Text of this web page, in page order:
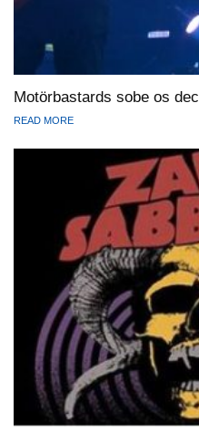
Motörbastards sobe os
READ MORE